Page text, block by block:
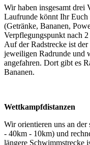
Wir haben insgesamt drei
Laufrunde könnt Ihr Euch
(Getränke, Bananen,
Verpflegungspunkt nach
Auf der Radstrecke ist
jeweiligen Radrunde und
angefahren. Dort gibt es
Bananen.
Wettkampfdistanzen
Wir orientieren uns an
- 40km - 10km) und
längere Schwimmstrecke